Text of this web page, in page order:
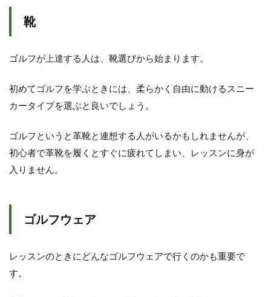
靴
ゴルフが上達する人は、靴選びから始まります。
初めてゴルフを学ぶときには、柔らかく自由に動けるスニー
カータイプを選ぶと良いでしょう。
ゴルフというと革靴と連想する人がいるかもしれませんが、
初心者で革靴を履くとすぐに疲れてしまい、レッスンに身が
入りません。
ゴルフウェア
レッスンのときにどんなゴルフウェアで行くのかも重要で
す。